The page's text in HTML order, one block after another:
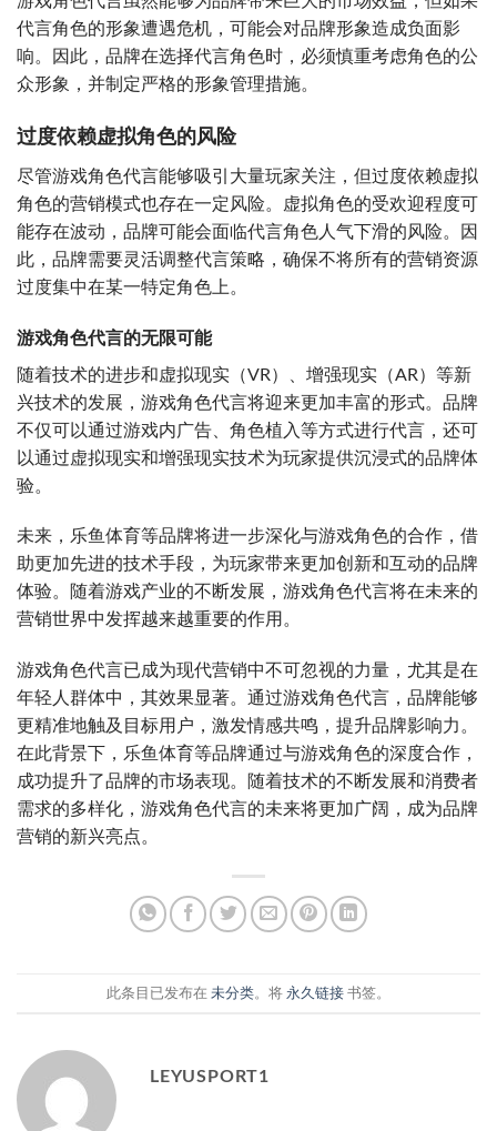
代言角色的形象遭遇危机，可能会对品牌形象造成负面影
响。因此，品牌在选择代言角色时，必须慎重考虑角色的公
众形象，并制定严格的形象管理措施。
过度依赖虚拟角色的风险
尽管游戏角色代言能够吸引大量玩家关注，但过度依赖虚拟
角色的营销模式也存在一定风险。虚拟角色的受欢迎程度可
能存在波动，品牌可能会面临代言角色人气下滑的风险。因
此，品牌需要灵活调整代言策略，确保不将所有的营销资源
过度集中在某一特定角色上。
游戏角色代言的无限可能
随着技术的进步和虚拟现实（VR）、增强现实（AR）等新
兴技术的发展，游戏角色代言将迎来更加丰富的形式。品牌
不仅可以通过游戏内广告、角色植入等方式进行代言，还可
以通过虚拟现实和增强现实技术为玩家提供沉浸式的品牌体
验。
未来，乐鱼体育等品牌将进一步深化与游戏角色的合作，借
助更加先进的技术手段，为玩家带来更加创新和互动的品牌
体验。随着游戏产业的不断发展，游戏角色代言将在未来的
营销世界中发挥越来越重要的作用。
游戏角色代言已成为现代营销中不可忽视的力量，尤其是在
年轻人群体中，其效果显著。通过游戏角色代言，品牌能够
更精准地触及目标用户，激发情感共鸣，提升品牌影响力。
在此背景下，乐鱼体育等品牌通过与游戏角色的深度合作，
成功提升了品牌的市场表现。随着技术的不断发展和消费者
需求的多样化，游戏角色代言的未来将更加广阔，成为品牌
营销的新兴亮点。
此条目已发布在 未分类。将 永久链接 书签。
LEYUSPORT1